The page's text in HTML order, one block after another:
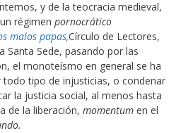
y de la teocracia medieval,
régimen pornocrático
malos papas,Círculo de Lectores,
Santa Sede, pasando por las
el monoteísmo en general se ha
tipo de injusticias, o condenar
la justicia social, al menos hasta
de la liberación, momentum en el